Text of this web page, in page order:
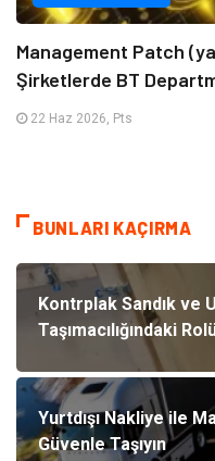
Management Patch
Şirketlerde BT
22 Haz 2026, Pts
BUNLARI KAÇIRMA
Kontrplak Sandık ve
Taşımacılığındaki
Yurtdışı Nakliye ile
Güvenle Taşıyın